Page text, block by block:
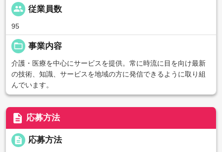
people 従業員数
95
folder_open 事業内容
介護・医療を中心にサービスを提供。常に時流に目を向け最新
の技術、知識、サービスを地域の方に発信できるように取り組
んでいます。
description 応募方法
description 応募方法